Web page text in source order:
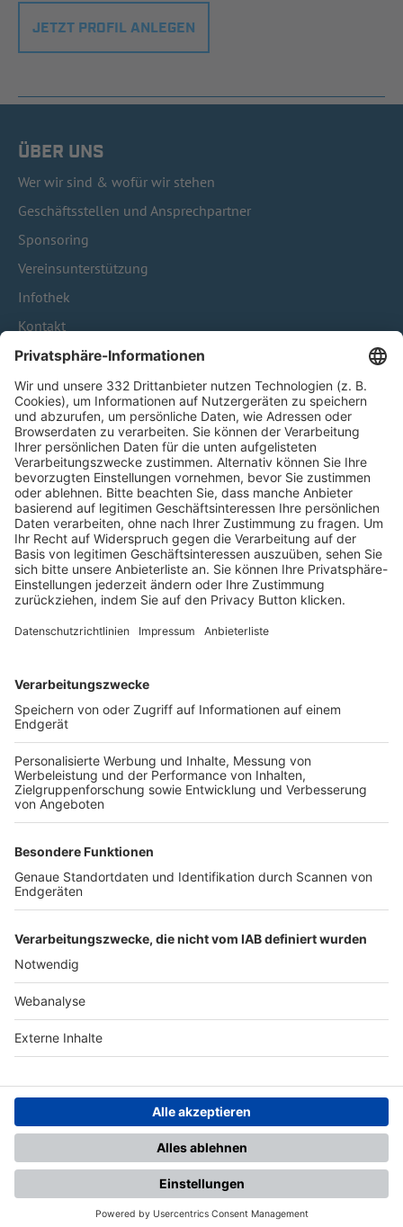
JETZT PROFIL ANLEGEN
ÜBER UNS
Wer wir sind & wofür wir stehen
Geschäftsstellen und Ansprechpartner
Sponsoring
Vereinsunterstützung
Infothek
Kontakt
HÄUFIG BESUCHTE SEITEN
Pässe und Vereinswechsel
Trainerausbildung
Schulungsangebot Vereinsmitarbeiter
BFV-Geschäftsstellen
Trainerbörse
Login SpielPlus
FOLGE DEM BFV
TOP-VEREINE
TOP-PARTNER
Nutzungsbedingungen Datenschutz Impressum